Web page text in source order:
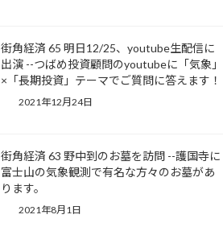
街角経済 65 明日12/25、youtube生配信に
出演 --つばめ投資顧問のyoutubeに「気象」
×「長期投資」テーマでご質問に答えます！
2021年12月24日
街角経済 63 野中到のお墓を訪問 --護国寺に
富士山の気象観測で有名な方々のお墓があ
ります。
2021年8月1日